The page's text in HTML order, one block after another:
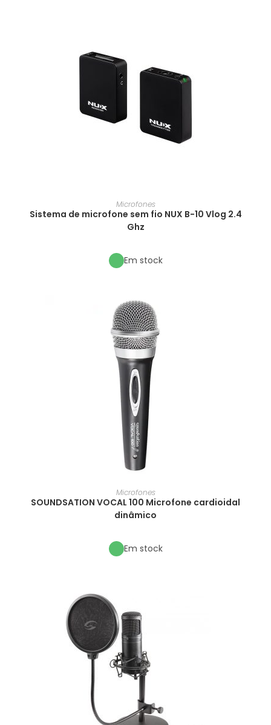
Microfones
Sistema de microfone sem fio NUX B-10 Vlog 2.4
Ghz
Em stock
Microfones
SOUNDSATION VOCAL 100 Microfone cardioidal
dinâmico
Em stock